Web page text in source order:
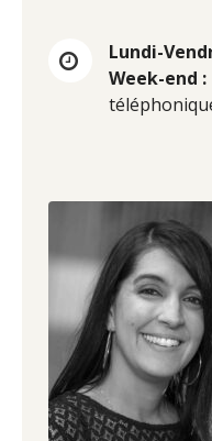
Lundi-
Week-end :